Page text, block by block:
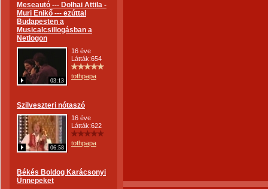
Meseautó --- Dolhai Attila -
Muri Enikő --- ezúttal
Budapesten a
Musicalcsillogásban a
Netlogon
03:13
16 éve
Látták:654
tothpapa
Szilveszteri nótaszó
06:58
16 éve
Látták:622
tothpapa
Békés Boldog Karácsonyi
Ünnepeket